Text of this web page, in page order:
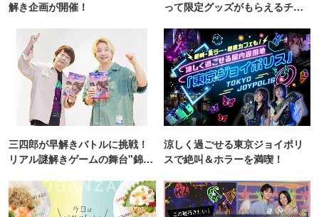
解き企画が開催！
って限定グッズがもらえるチャ
三四郎が早解きバトルに挑戦！
リアル謎解きゲームの舞台"錦糸
涼しく過ごせる東京ジョイポリ
スで絶叫＆ホラーを満喫！